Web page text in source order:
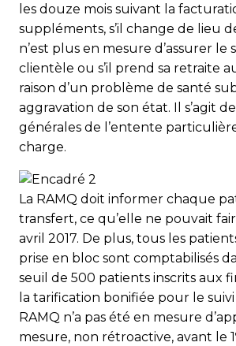
les douze mois suivant la
suppléments, s’il change de lieu
n’est plus en mesure d’assurer le
clientèle ou s’il prend sa retraite
raison d’un problème de santé
aggravation de son état. Il s’agit
générales de l’entente
charge.
La RAMQ doit informer chaque
transfert, ce qu’elle ne pouvait
avril 2017. De plus, tous les
prise en bloc sont comp­ta­bi­li­sés
seuil de 500 pa­tients inscrits aux
la tarifi­cation bonifiée pour le
RAMQ n’a pas été en mesure
mesure, non rétroactive, avant le 1